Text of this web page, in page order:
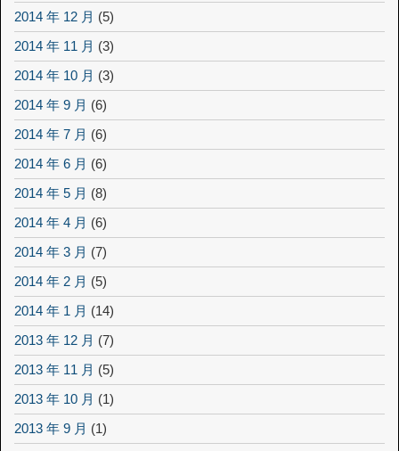
2014 年 12 月 (5)
2014 年 11 月 (3)
2014 年 10 月 (3)
2014 年 9 月 (6)
2014 年 7 月 (6)
2014 年 6 月 (6)
2014 年 5 月 (8)
2014 年 4 月 (6)
2014 年 3 月 (7)
2014 年 2 月 (5)
2014 年 1 月 (14)
2013 年 12 月 (7)
2013 年 11 月 (5)
2013 年 10 月 (1)
2013 年 9 月 (1)